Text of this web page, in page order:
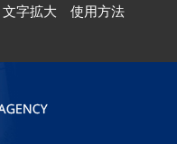
文字拡大 使用方法